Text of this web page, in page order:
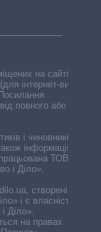
на сайті,
інтернет-видань
повного або
і чиновників,
інформація про
ТОВ «ІА
і Діло».
створені ГО
і є власністю
Діло».
на правах